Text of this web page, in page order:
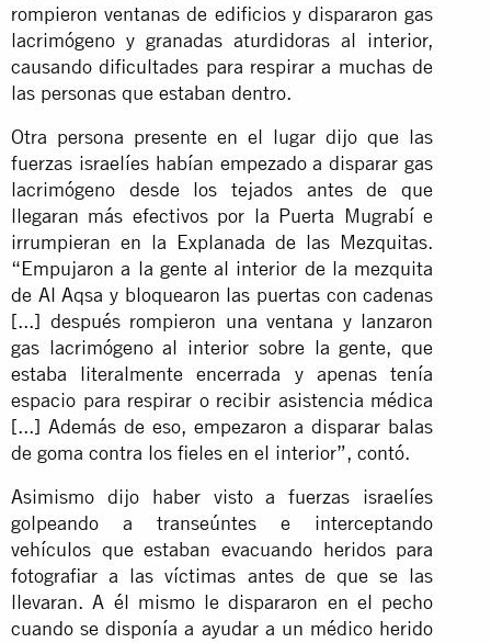
rompieron ventanas de edificios y dispararon gas
lacrimógeno y granadas aturdidoras al interior,
causando dificultades para respirar a muchas de
las personas que estaban dentro.
Otra persona presente en el lugar dijo que las
fuerzas israelíes habían empezado a disparar gas
lacrimógeno desde los tejados antes de que
llegaran más efectivos por la Puerta Mugrabí e
irrumpieran en la Explanada de las Mezquitas.
“Empujaron a la gente al interior de la mezquita
de Al Aqsa y bloquearon las puertas con cadenas
[...] después rompieron una ventana y lanzaron
gas lacrimógeno al interior sobre la gente, que
estaba literalmente encerrada y apenas tenía
espacio para respirar o recibir asistencia médica
[...] Además de eso, empezaron a disparar balas
de goma contra los fieles en el interior”, contó.
Asimismo dijo haber visto a fuerzas israelíes
golpeando a transeúntes e interceptando
vehículos que estaban evacuando heridos para
fotografiar a las víctimas antes de que se las
llevaran. A él mismo le dispararon en el pecho
cuando se disponía a ayudar a un médico herido